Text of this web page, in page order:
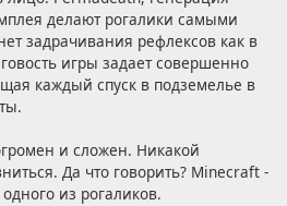
делают рогалики самыми
задрачивания рефлексов как в
игры задает совершенно
каждый спуск в подземелье в
и сложен. Никакой
Да что говорить? Minecraft -
из рогаликов.